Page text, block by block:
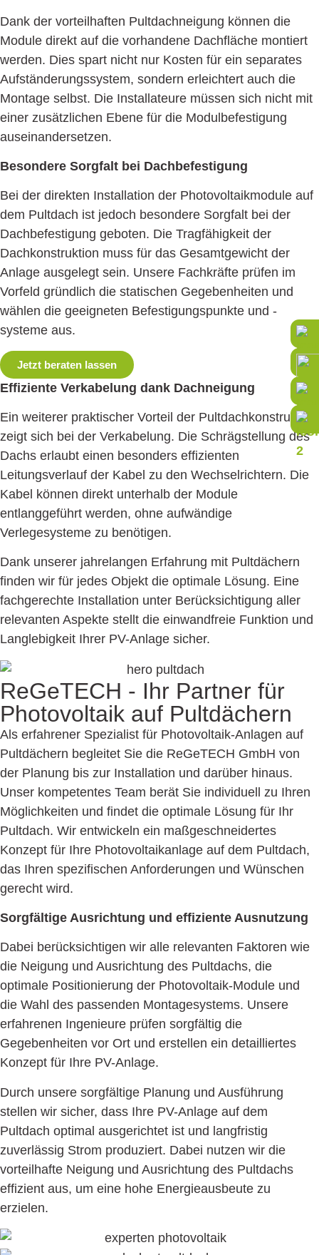
Dank der vorteilhaften Pultdachneigung können die
Module direkt auf die vorhandene Dachfläche montiert
werden. Dies spart nicht nur Kosten für ein separates
Aufständerungssystem, sondern erleichtert auch die
Montage selbst. Die Installateure müssen sich nicht mit
einer zusätzlichen Ebene für die Modulbefestigung
auseinandersetzen.
Besondere Sorgfalt bei Dachbefestigung
Bei der direkten Installation der Photovoltaikmodule auf
dem Pultdach ist jedoch besondere Sorgfalt bei der
Dachbefestigung geboten. Die Tragfähigkeit der
Dachkonstruktion muss für das Gesamtgewicht der
Anlage ausgelegt sein. Unsere Fachkräfte prüfen im
Vorfeld gründlich die statischen Gegebenheiten und
wählen die geeigneten Befestigungspunkte und -
systeme aus.
Jetzt beraten lassen
Effiziente Verkabelung dank Dachneigung
Ein weiterer praktischer Vorteil der Pultdachkonstruktion
zeigt sich bei der Verkabelung. Die Schrägstellung des
Dachs erlaubt einen besonders effizienten
Leitungsverlauf der Kabel zu den Wechselrichtern. Die
Kabel können direkt unterhalb der Module
entlanggeführt werden, ohne aufwändige
Verlegesysteme zu benötigen.
Dank unserer jahrelangen Erfahrung mit Pultdächern
finden wir für jedes Objekt die optimale Lösung. Eine
fachgerechte Installation unter Berücksichtigung aller
relevanten Aspekte stellt die einwandfreie Funktion und
Langlebigkeit Ihrer PV-Anlage sicher.
ReGeTECH - Ihr Partner für
Photovoltaik auf Pultdächern
Als erfahrener Spezialist für Photovoltaik-Anlagen auf
Pultdächern begleitet Sie die ReGeTECH GmbH von
der Planung bis zur Installation und darüber hinaus.
Unser kompetentes Team berät Sie individuell zu Ihren
Möglichkeiten und findet die optimale Lösung für Ihr
Pultdach. Wir entwickeln ein maßgeschneidertes
Konzept für Ihre Photovoltaikanlage auf dem Pultdach,
das Ihren spezifischen Anforderungen und Wünschen
gerecht wird.
Sorgfältige Ausrichtung und effiziente Ausnutzung
Dabei berücksichtigen wir alle relevanten Faktoren wie
die Neigung und Ausrichtung des Pultdachs, die
optimale Positionierung der Photovoltaik-Module und
die Wahl des passenden Montagesystems. Unsere
erfahrenen Ingenieure prüfen sorgfältig die
Gegebenheiten vor Ort und erstellen ein detailliertes
Konzept für Ihre PV-Anlage.
Durch unsere sorgfältige Planung und Ausführung
stellen wir sicher, dass Ihre PV-Anlage auf dem
Pultdach optimal ausgerichtet ist und langfristig
zuverlässig Strom produziert. Dabei nutzen wir die
vorteilhafte Neigung und Ausrichtung des Pultdachs
effizient aus, um eine hohe Energieausbeute zu
erzielen.